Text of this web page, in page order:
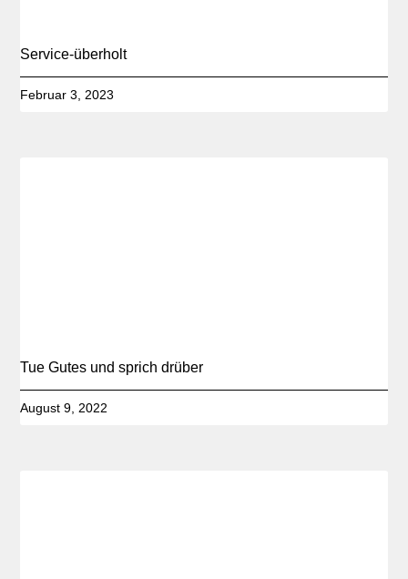
Service-überholt
Februar 3, 2023
Tue Gutes und sprich drüber
August 9, 2022